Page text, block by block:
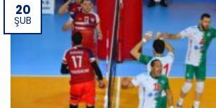
20
ŞUB